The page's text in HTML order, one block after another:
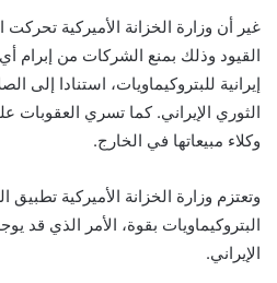
غير أن وزارة الخزانة الأميركية
القيود وذلك بمنع الشركات من إبرام
إيرانية للبتروكيماويات، استنادا إلى
وكلاء مبيعاتها في الخارج.
وتعتزم وزارة الخزانة الأميركية
البتروكيماويات بقوة، الأمر الذي قد
الإيراني.